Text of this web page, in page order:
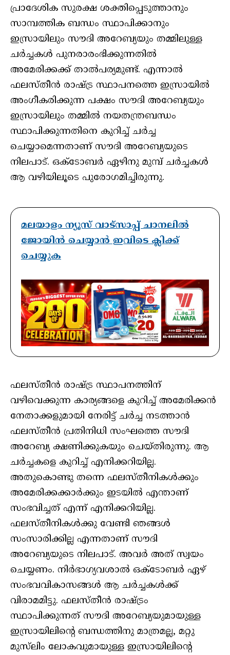
പ്രാദേശിക സുരക്ഷ ശക്തിപ്പെടുത്താനും
സാമ്പത്തിക ബന്ധം സ്ഥാപിക്കാനും
ഇസ്രായിലും സൗദി അറേബ്യയും തമ്മിലുള്ള
ചര്‍ച്ചകള്‍ പുനരാരംഭിക്കുന്നതില്‍
അമേരിക്കക്ക് താല്‍പര്യമുണ്ട്. എന്നാല്‍
ഫലസ്തീന്‍ രാഷ്ട്ര സ്ഥാപനത്തെ ഇസ്രായില്‍
അംഗീകരിക്കുന്ന പക്ഷം സൗദി അറേബ്യയും
ഇസ്രായിലും തമ്മില്‍ നയതന്ത്രബന്ധം
സ്ഥാപിക്കുന്നതിനെ കുറിച്ച് ചര്‍ച്ച
ചെയ്യാമെന്നതാണ് സൗദി അറേബ്യയുടെ
നിലപാട്. ഒക്‌ടോബര്‍ ഏഴിനു മുമ്പ് ചര്‍ച്ചകള്‍
ആ വഴിയിലൂടെ പുരോഗമിച്ചിരുന്നു.
മലയാളം ന്യൂസ് വാട്സാപ്പ് ചാനലിൽ
ജോയിൻ ചെയ്യാൻ ഇവിടെ ക്ലിക്ക്
ചെയ്യുക
ഫലസ്തീന്‍ രാഷ്ട്ര സ്ഥാപനത്തിന്
വഴിവെക്കുന്ന കാര്യങ്ങളെ കുറിച്ച് അമേരിക്കന്‍
നേതാക്കളുമായി നേരിട്ട് ചര്‍ച്ച നടത്താന്‍
ഫലസ്തീന്‍ പ്രതിനിധി സംഘത്തെ സൗദി
അറേബ്യ ക്ഷണിക്കുകയും ചെയ്തിരുന്നു. ആ
ചര്‍ച്ചകളെ കുറിച്ച് എനിക്കറിയില്ല.
അതുകൊണ്ടു തന്നെ ഫലസ്തീനികള്‍ക്കും
അമേരിക്കക്കാര്‍ക്കും ഇടയില്‍ എന്താണ്
സംഭവിച്ചത് എന്ന് എനിക്കറിയില്ല.
ഫലസ്തീനികള്‍ക്കു വേണ്ടി ഞങ്ങള്‍
സംസാരിക്കില്ല എന്നതാണ് സൗദി
അറേബ്യയുടെ നിലപാട്. അവര്‍ അത് സ്വയം
ചെയ്യണം. നിര്‍ഭാഗ്യവശാല്‍ ഒക്‌ടോബര്‍ ഏഴ്
സംഭവവികാസങ്ങള്‍ ആ ചര്‍ച്ചകള്‍ക്ക്
വിരാമമിട്ടു. ഫലസ്തീന്‍ രാഷ്ട്രം
സ്ഥാപിക്കുന്നത് സൗദി അറേബ്യയുമായുള്ള
ഇസ്രായിലിന്റെ ബന്ധത്തിനു മാത്രമല്ല, മറ്റു
മുസ്‌ലിം ലോകവുമായുള്ള ഇസ്രായിലിന്റെ